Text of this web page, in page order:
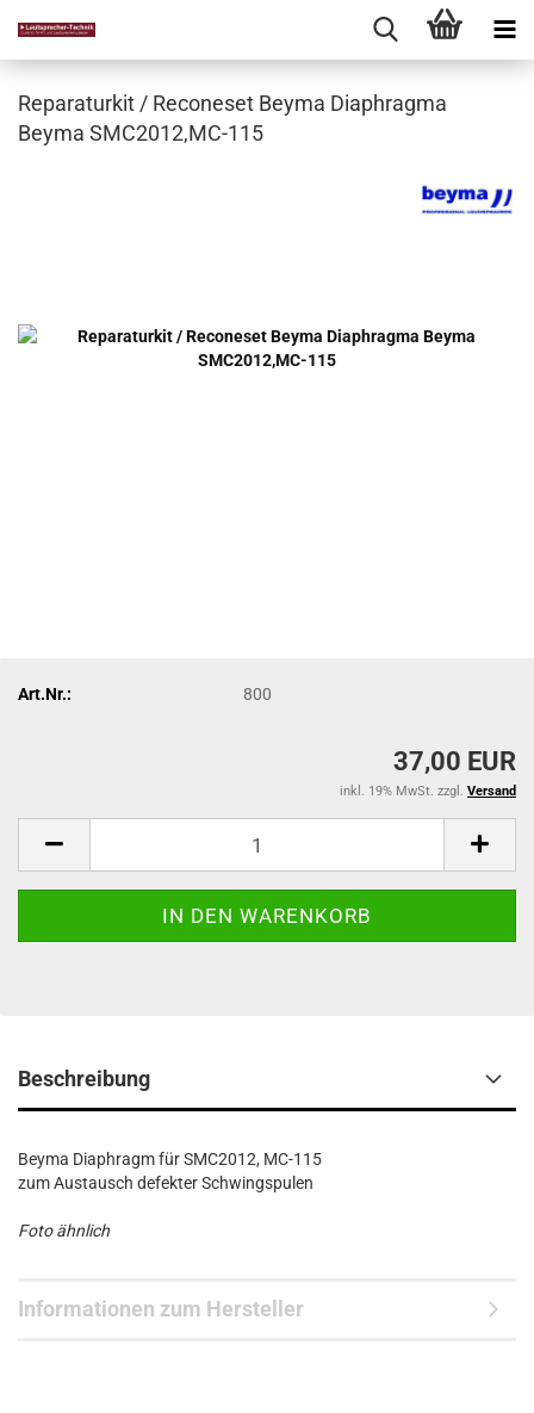
Reparaturkit / Reconeset Beyma Diaphragma
Beyma SMC2012,MC-115
Art.Nr.: 800
37,00 EUR
inkl. 19% MwSt. zzgl. Versand
Beschreibung
Beyma Diaphragm für SMC2012, MC-115
zum Austausch defekter Schwingspulen
Foto ähnlich
Informationen zum Hersteller